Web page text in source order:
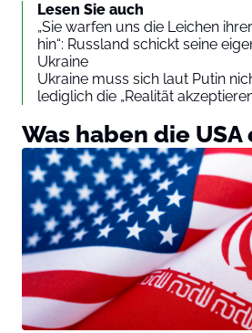
Lesen Sie auch
„Sie warfen uns die Leichen
hin“: Russland schickt seine
Ukraine
Ukraine muss sich laut Putin
lediglich die „Realität
Was haben die